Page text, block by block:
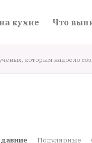
кухне Что
которым надоело
Популярные